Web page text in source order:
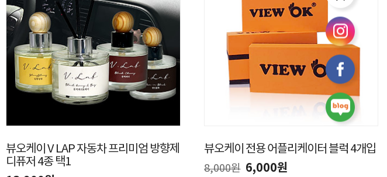
뷰오케이 V LAP 자동차 프리미엄 방향제
디퓨저 4종 택1
뷰오케이 전용 어플리케이터 블럭 4개입
8,000원 6,000원